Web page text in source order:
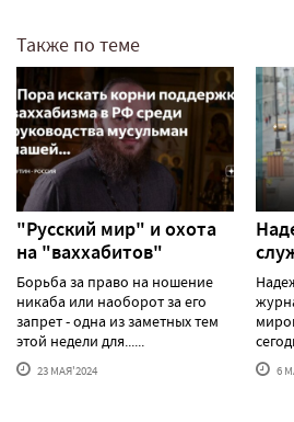
Также по теме
"Русский мир" и охота
на "ваххабитов"
Борьба за право на ношение
никаба или наоборот за его
запрет - одна из заметных тем
этой недели для......
23 МАЯ'2024 6